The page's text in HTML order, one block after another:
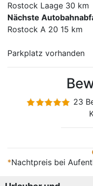
Rostock Laage 30 km
Nächste
Rostock A 20 15 km
Parkplatz vorhanden
23
*Nachtpreis bei